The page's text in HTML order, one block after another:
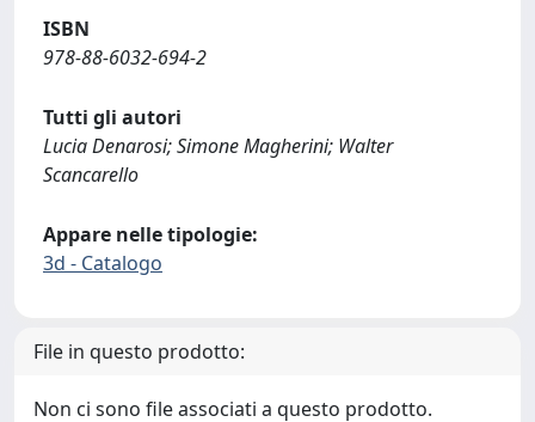
ISBN
978-88-6032-694-2
Tutti gli autori
Lucia Denarosi; Simone Magherini; Walter
Scancarello
Appare nelle tipologie:
3d - Catalogo
File in questo prodotto:
Non ci sono file associati a questo prodotto.